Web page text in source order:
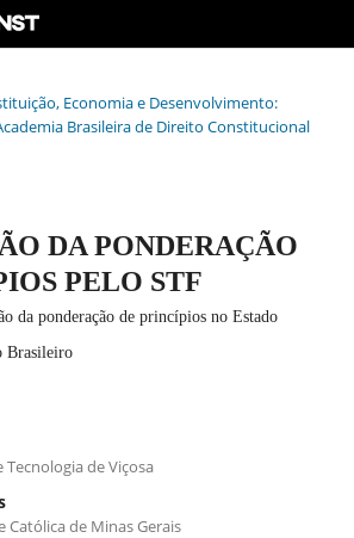
Economia e Desenvolvimento:
Brasileira de Direito Constitucional
DA PONDERAÇÃO
PELO STF
da ponderação de princípios no Estado
Brasileiro
Tecnologia de Viçosa
Católica de Minas Gerais